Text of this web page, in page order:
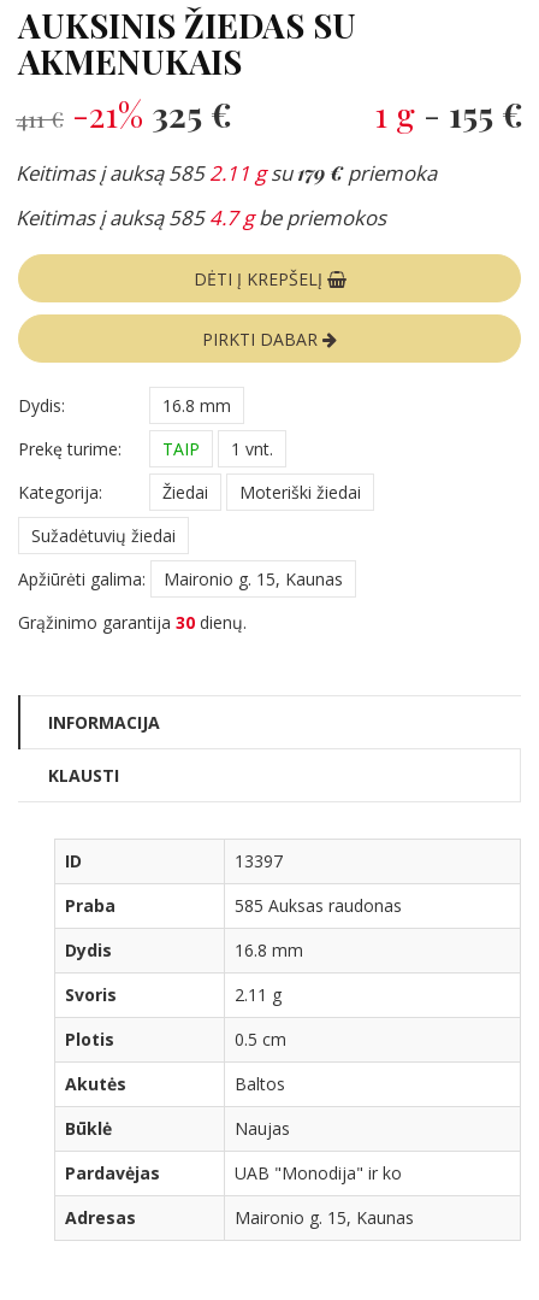
AUKSINIS ŽIEDAS SU
AKMENUKAIS
411 € -21% 325 € 1 g - 155 €
Keitimas į auksą 5852.11 gsu179 €priemoka
Keitimas į auksą 5854.7 gbe priemokos
DĖTI Į KREPŠELĮ
PIRKTI DABAR
Dydis:
16.8 mm
Prekę turime:
TAIP
1 vnt.
Kategorija:
Žiedai
Moteriški žiedai
Sužadėtuvių žiedai
Apžiūrėti galima:
Maironio g. 15, Kaunas
Grąžinimo garantija 30 dienų.
INFORMACIJA
KLAUSTI
ID
13397
Praba
585 Auksas raudonas
Dydis
16.8 mm
Svoris
2.11 g
Plotis
0.5 cm
Akutės
Baltos
Būklė
Naujas
Pardavėjas
UAB "Monodija" ir ko
Adresas
Maironio g. 15, Kaunas